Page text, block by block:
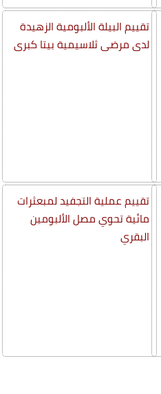
تقييم البيلة الألبومية الزهيدة
لدى مرضى ثلاسيمية بيتا كبرى
تقييم عملية التجفيد لمبعثرات
مائية تحوي مصل الألبومين
البقري